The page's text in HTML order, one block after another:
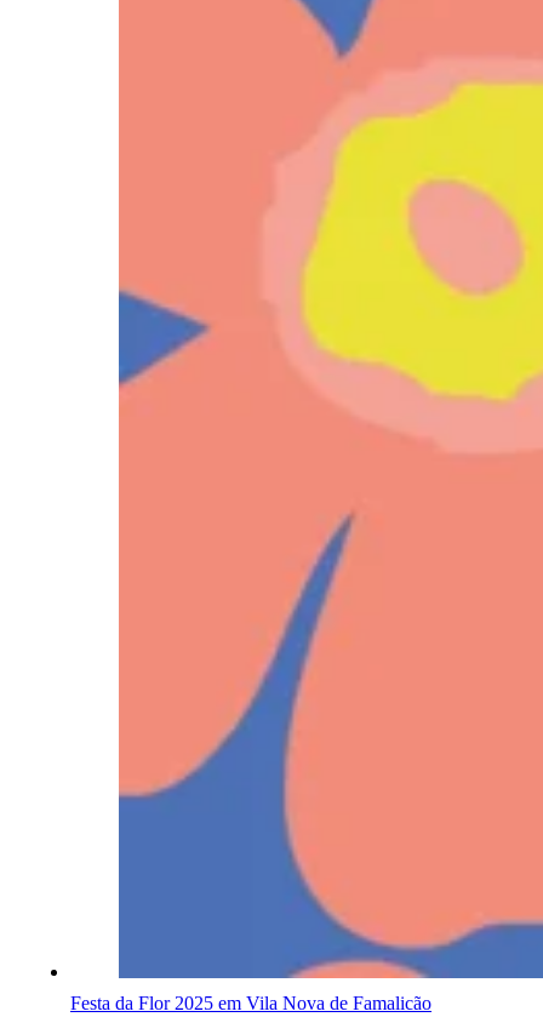
Festa da Flor 2025 em Vila Nova de Famalicão